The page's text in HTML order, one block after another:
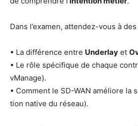
Dans l’exa­men, atten­dez-vous à
• La dif­fé­rence entre Under­lay et
• Le rôle spé­ci­fique de chaque
vMa­nage).
• Com­ment le SD-WAN amé­liore la
tion native du réseau).